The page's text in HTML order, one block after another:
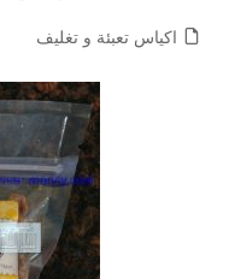
اكياس تعبئة و تغليف